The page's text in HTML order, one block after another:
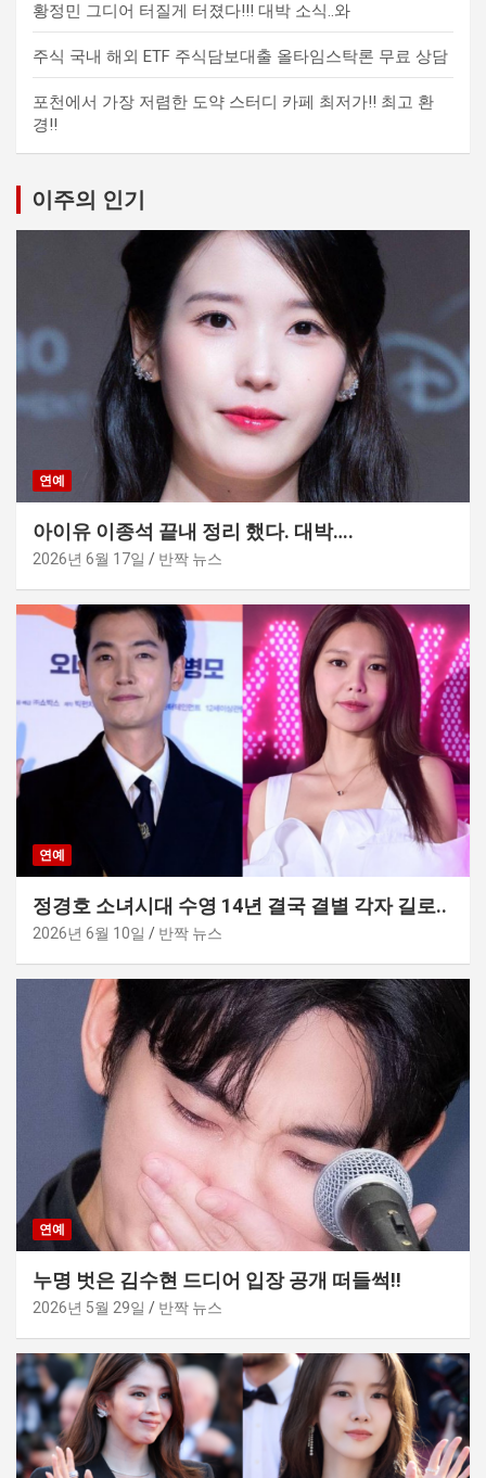
황정민 그디어 터질게 터졌다!!! 대박 소식..와
주식 국내 해외 ETF 주식담보대출 올타임스탁론 무료 상담
포천에서 가장 저렴한 도약 스터디 카페 최저가!! 최고 환
경!!
이주의 인기
연예
아이유 이종석 끝내 정리 했다. 대박….
2026년 6월 17일 반짝 뉴스
연예
정경호 소녀시대 수영 14년 결국 결별 각자 길로..
2026년 6월 10일 반짝 뉴스
연예
누명 벗은 김수현 드디어 입장 공개 떠들썩!!
2026년 5월 29일 반짝 뉴스